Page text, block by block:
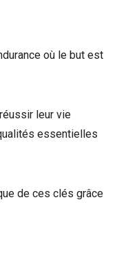
où le but est
leur vie
essentielles
de ces clés grâce